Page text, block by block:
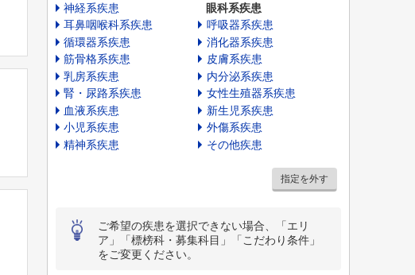
神経系疾患
眼科系疾患
耳鼻咽喉科系疾患
呼吸器系疾患
循環器系疾患
消化器系疾患
筋骨格系疾患
皮膚系疾患
乳房系疾患
内分泌系疾患
腎・尿路系疾患
女性生殖器系疾患
血液系疾患
新生児系疾患
小児系疾患
外傷系疾患
精神系疾患
その他疾患
指定を外す
ご希望の疾患を選択できない場合、「エリ
ア」「標榜科・募集科目」「こだわり条件」
をご変更ください。